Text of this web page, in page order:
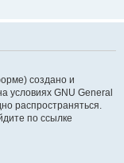
создано и
условиях GNU General
распространяться.
по ссылке